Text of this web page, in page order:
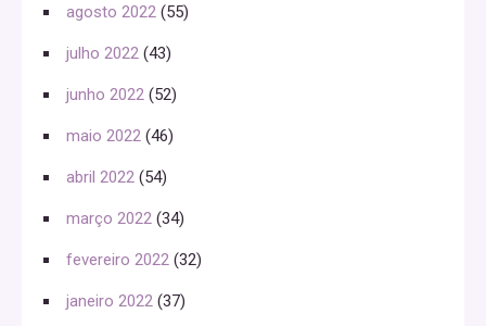
agosto 2022 (55)
julho 2022 (43)
junho 2022 (52)
maio 2022 (46)
abril 2022 (54)
março 2022 (34)
fevereiro 2022 (32)
janeiro 2022 (37)